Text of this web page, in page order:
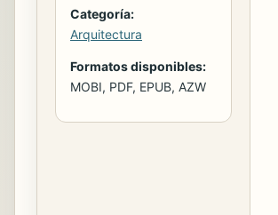
Categoría:
Arquitectura
Formatos disponibles:
MOBI, PDF, EPUB, AZW